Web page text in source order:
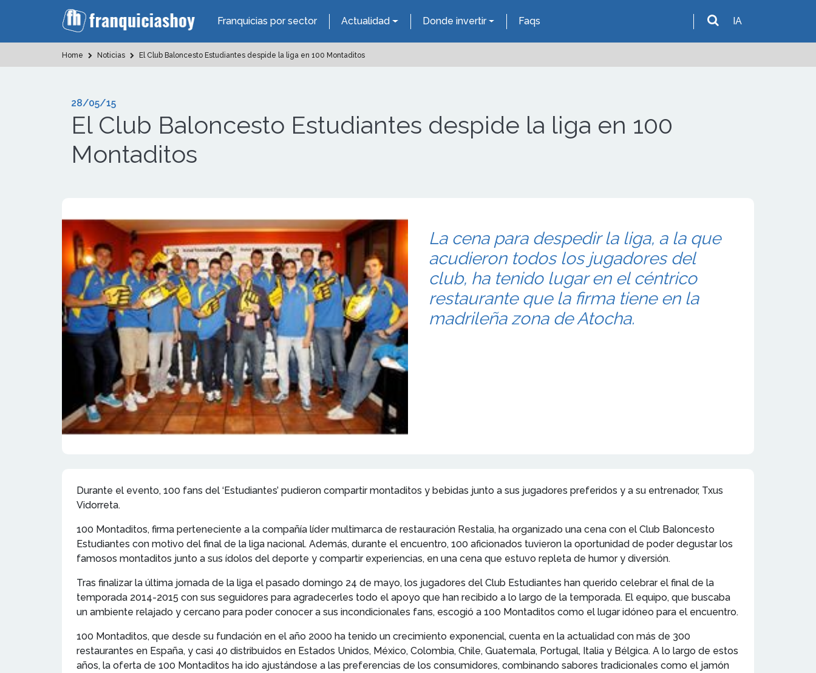
Franquicias por sector Actualidad Donde invertir Faqs IA
Home Noticias El Club Baloncesto Estudiantes despide la liga en 100 Montaditos
28/05/15
El Club Baloncesto Estudiantes despide la liga en 100
Montaditos
La cena para despedir la liga, a la que
acudieron todos los jugadores del
club, ha tenido lugar en el céntrico
restaurante que la firma tiene en la
madrileña zona de Atocha.
Durante el evento, 100 fans del ‘Estudiantes’ pudieron compartir montaditos y bebidas junto a sus jugadores preferidos y a su entrenador, Txus
Vidorreta.
100 Montaditos, firma perteneciente a la compañía líder multimarca de restauración Restalia, ha organizado una cena con el Club Baloncesto
Estudiantes con motivo del final de la liga nacional. Además, durante el encuentro, 100 aficionados tuvieron la oportunidad de poder degustar los
famosos montaditos junto a sus ídolos del deporte y compartir experiencias, en una cena que estuvo repleta de humor y diversión.
Tras finalizar la última jornada de la liga el pasado domingo 24 de mayo, los jugadores del Club Estudiantes han querido celebrar el final de la
temporada 2014-2015 con sus seguidores para agradecerles todo el apoyo que han recibido a lo largo de la temporada. El equipo, que buscaba
un ambiente relajado y cercano para poder conocer a sus incondicionales fans, escogió a 100 Montaditos como el lugar idóneo para el encuentro.
100 Montaditos, que desde su fundación en el año 2000 ha tenido un crecimiento exponencial, cuenta en la actualidad con más de 300
restaurantes en España, y casi 40 distribuidos en Estados Unidos, México, Colombia, Chile, Guatemala, Portugal, Italia y Bélgica. A lo largo de estos
años, la oferta de 100 Montaditos ha ido ajustándose a las preferencias de los consumidores, combinando sabores tradicionales como el jamón